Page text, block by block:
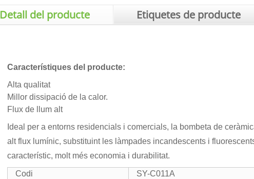
Detall del producte Etiquetes de producte
Característiques del producte:
Alta qualitat
Millor dissipació de la calor.
Flux de llum alt
Ideal per a entorns residencials i comercials, la bombeta de
alt flux lumínic, substituint les làmpades incandescents i
característic, molt més economia i durabilitat.
Codi SY-C011A